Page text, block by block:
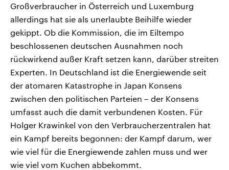
Großverbraucher in Österreich und Luxemburg
allerdings hat sie als unerlaubte Beihilfe wieder
gekippt. Ob die Kommission, die im Eiltempo
beschlossenen deutschen Ausnahmen noch
rückwirkend außer Kraft setzen kann, darüber streiten
Experten. In Deutschland ist die Energiewende seit
der atomaren Katastrophe in Japan Konsens
zwischen den politischen Parteien – der Konsens
umfasst auch die damit verbundenen Kosten. Für
Holger Krawinkel von den Verbraucherzentralen hat
ein Kampf bereits begonnen: der Kampf darum, wer
wie viel für die Energiewende zahlen muss und wer
wie viel vom Kuchen abbekommt.